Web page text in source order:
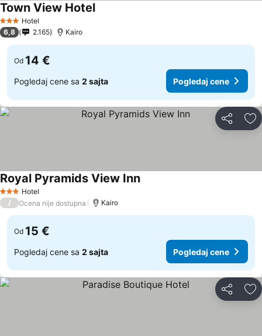
3 Zvezdice
Hotel
Town View HotelPogledaj cene
6,8 2.165 Kairo
Od 14 €
Pogledaj cene sa 2 sajta Pogledaj cene
Deli
3 Zvezdice
Hotel
Royal Pyramids View InnPogledaj cene
/ Ocena nije dostupna Kairo
Od 15 €
Pogledaj cene sa 2 sajta Pogledaj cene
Deli